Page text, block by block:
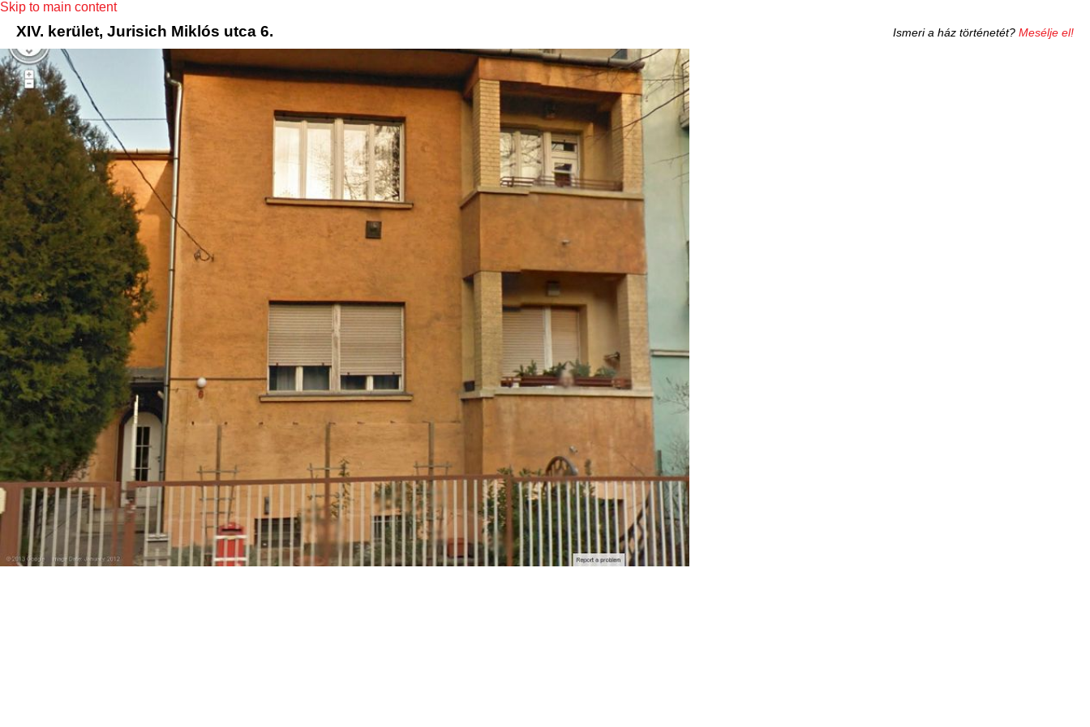
Skip to main content
XIV. kerület, Jurisich Miklós utca 6. Ismeri a ház történetét? Mesélje el!